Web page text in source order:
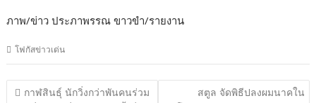
ภาพ/ข่าว ประภาพรรณ ขาวขำ/รายงาน
โฟกัสข่าวเด่น
แนะแนว
กาฬสินธุ์ นักวิ่งกว่าพันคนร่วม
สตูล จัดพิธีปลงผมนาคใน